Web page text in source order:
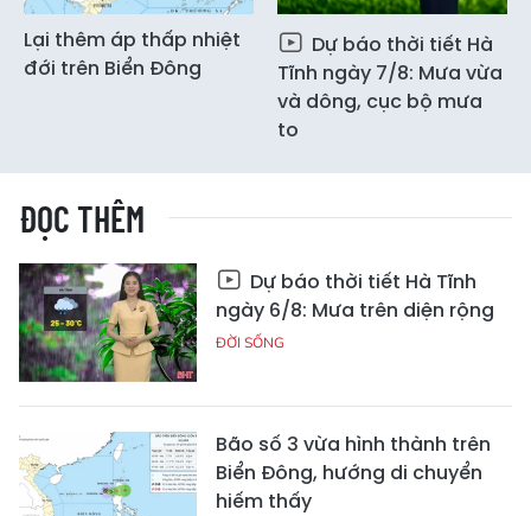
Lại thêm áp thấp nhiệt
đới trên Biển Đông
Dự báo thời tiết Hà
Tĩnh ngày 7/8: Mưa vừa
và dông, cục bộ mưa
to
ĐỌC THÊM
Dự báo thời tiết Hà Tĩnh
ngày 6/8: Mưa trên diện rộng
ĐỜI SỐNG
Bão số 3 vừa hình thành trên
Biển Đông, hướng di chuyển
hiếm thấy